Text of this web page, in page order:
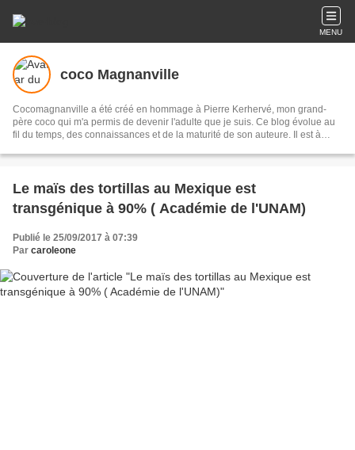
MENU
coco Magnanville
Cocomagnanville a été créé en hommage à Pierre Kerhervé, mon grand-
père coco qui m'a permis de devenir l'adulte que je suis. Ce blog évolue au
fil du temps, des connaissances et de la maturité de son auteure. Il est à
Yala (les Amériques) et je me suis appliquée à documenter chaque peuple
retrouver cette base de donnée sur un site que je leur ai dédié : Peuples
Le maïs des tortillas au Mexique est
transgénique à 90% ( Académie de l'UNAM)
Publié le 25/09/2017 à 07:39
Par caroleone